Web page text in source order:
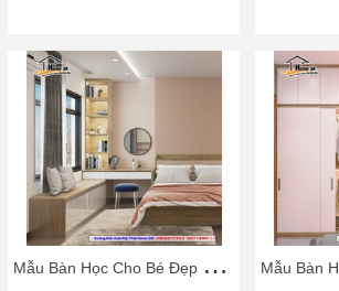
M
ẫu Bàn Học Cho Bé Đẹp Rẻ Home 3D